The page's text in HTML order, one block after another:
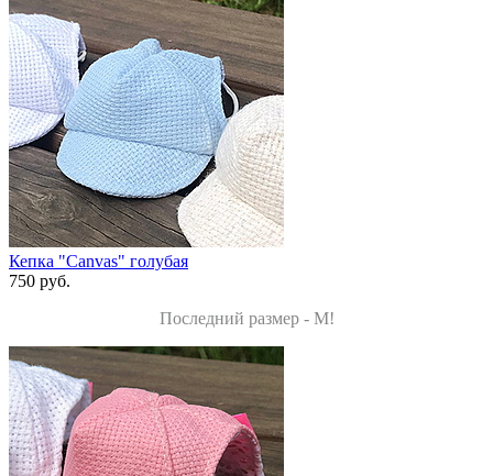
Кепка "Canvas" голубая
750 руб.
Последний размер - M!